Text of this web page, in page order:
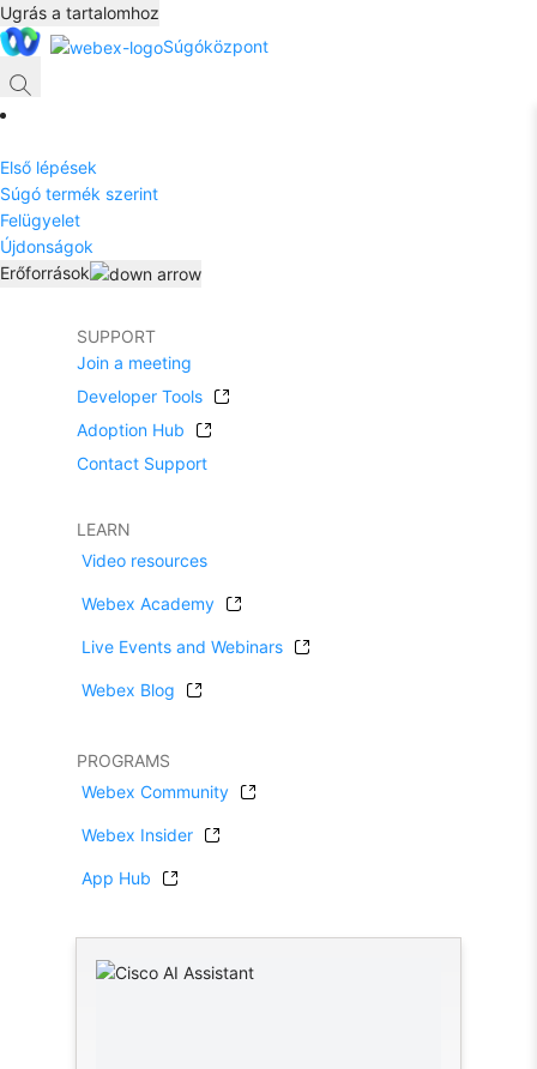
Ugrás a tartalomhoz
Súgóközpont
Első lépések
Súgó termék szerint
Felügyelet
Újdonságok
Erőforrások
SUPPORT
Join a meeting
Developer Tools
Adoption Hub
Contact Support
LEARN
Video resources
Webex Academy
Live Events and Webinars
Webex Blog
PROGRAMS
Webex Community
Webex Insider
App Hub